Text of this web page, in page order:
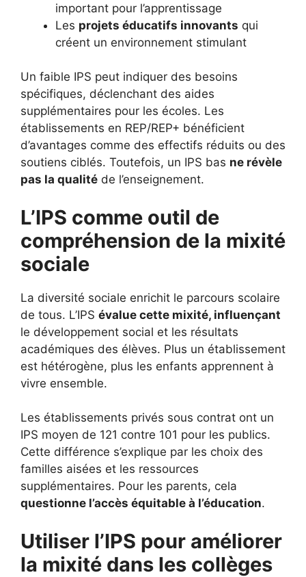
important pour l’apprentissage
Les projets éducatifs innovants qui
créent un environnement stimulant
Un faible IPS peut indiquer des besoins
spécifiques, déclenchant des aides
supplémentaires pour les écoles. Les
établissements en REP/REP+ bénéficient
d’avantages comme des effectifs réduits ou des
soutiens ciblés. Toutefois, un IPS bas ne révèle
pas la qualité de l’enseignement.
L’IPS comme outil de
compréhension de la mixité
sociale
La diversité sociale enrichit le parcours scolaire
de tous. L’IPS évalue cette mixité, influençant
le développement social et les résultats
académiques des élèves. Plus un établissement
est hétérogène, plus les enfants apprennent à
vivre ensemble.
Les établissements privés sous contrat ont un
IPS moyen de 121 contre 101 pour les publics.
Cette différence s’explique par les choix des
familles aisées et les ressources
supplémentaires. Pour les parents, cela
questionne l’accès équitable à l’éducation.
Utiliser l’IPS pour améliorer
la mixité dans les collèges